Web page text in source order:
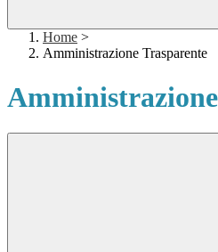
Home >
Amministrazione Trasparente